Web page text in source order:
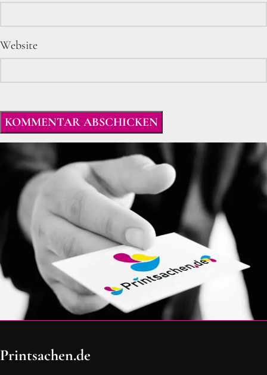
Website
OH SCHON AM ENDE ANGEKOMMEN
BLEIBE MIT UNS IN VERBINDUNG!
Printsachen.de